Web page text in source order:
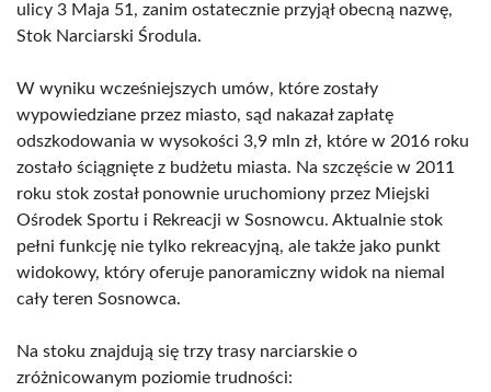
ulicy 3 Maja 51, zanim ostatecznie przyjął obecną nazwę,
Stok Narciarski Środula.
W wyniku wcześniejszych umów, które zostały
wypowiedziane przez miasto, sąd nakazał zapłatę
odszkodowania w wysokości 3,9 mln zł, które w 2016 roku
zostało ściągnięte z budżetu miasta. Na szczęście w 2011
roku stok został ponownie uruchomiony przez Miejski
Ośrodek Sportu i Rekreacji w Sosnowcu. Aktualnie stok
pełni funkcję nie tylko rekreacyjną, ale także jako punkt
widokowy, który oferuje panoramiczny widok na niemal
cały teren Sosnowca.
Na stoku znajdują się trzy trasy narciarskie o
zróżnicowanym poziomie trudności: